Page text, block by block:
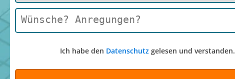
Ich habe den Datenschutzgelesen und verstanden.